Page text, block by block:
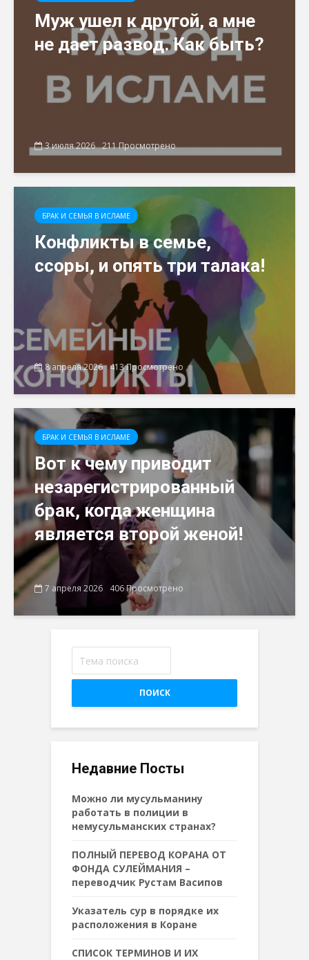
Муж ушел к другой, а мне
не дает развод. Как быть?
3 июля 2026 211 Просмотрено
БРАК И СЕМЬЯ В ИСЛАМЕ
Конфликты в семье,
ссоры, и опять три талака!
8 апреля 2026 413 Просмотрено
БРАК И СЕМЬЯ В ИСЛАМЕ
Вот к чему приводит
незарегистрированный
брак, когда женщина
является второй женой!
7 апреля 2026 406 Просмотрено
ПОИСК
Недавние Посты
Можно ли мусульманину
работать в полиции в
немусульманских странах?
ПОЛНЫЙ ПЕРЕВОД КОРАНА ОТ
ФОНДА СУЛЕЙМАНИЯ –
переводчик Рустам Васипов
Указатель сур в порядке их
расположения в Коране
СПИСОК ТЕРМИНОВ И ИХ